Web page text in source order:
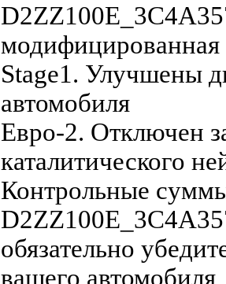
Stage1. Улучшены
автомобиля
Евро-2. Отключен
каталитического
Контрольные
обязательно
вашего автомобиля